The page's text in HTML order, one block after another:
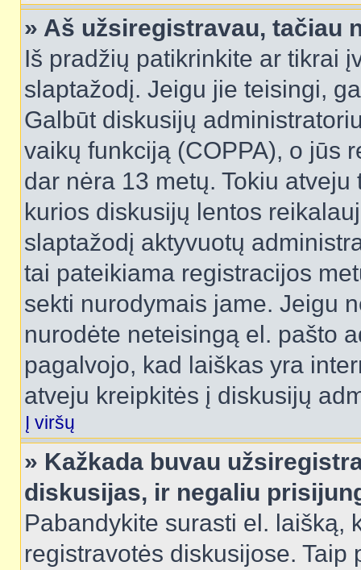
» Aš užsiregistravau, tačiau
Iš pradžių patikrinkite ar tikrai
slaptažodį. Jeigu jie teisingi,
Galbūt diskusijų
vaikų funkciją (COPPA), o jūs
dar nėra 13 metų. Tokiu
kurios diskusijų lentos
slaptažodį aktyvuotų
tai pateikiama registracijos
sekti nurodymais jame. Jeigu
nurodėte neteisingą el. pašto
pagalvojo, kad laiškas yra
atveju kreipkitės į diskusijų
Į viršų
» Kažkada buvau
diskusijas, ir negaliu
Pabandykite surasti el. laišką,
registravotės diskusijose.